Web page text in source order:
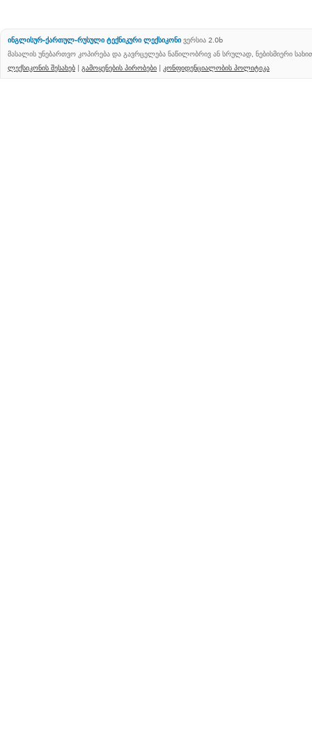
ინგლისურ-ქართულ-რუსული ტექნიკური ლექსიკონი ვერსია 2.0b
მასალის უნებართვო კოპირება და გავრცელება ნაწილობრივ ან სრულად, ნებისმიერი
ლექსიკონის შესახებ | გამოყენების პირობები | კონფიდენციალობის პოლიტიკა